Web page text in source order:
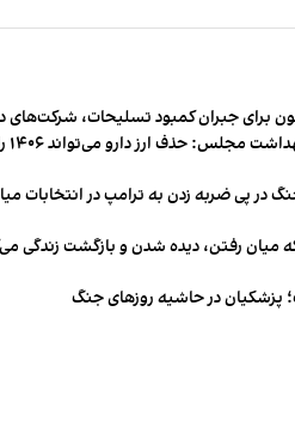
برای جبران کمبود تسلیحات، شرکت‌های
دارو می‌تواند ۱۴۰۶ را به «سال کشتار بیماران» تبدیل کند
در پی ضربه زدن به ترامپ در انتخابات
میان رفتن، دیده شدن و بازگشت زندگی
پزشکیان در حاشیه روزهای جنگ